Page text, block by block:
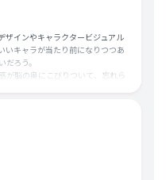
ザインやキャラクタービジュアル
いキャラが当たり前になりつつあ
ろう。
が脳の奥にこびりついて、忘れら
いか？俺はお勧めするよ、まじ